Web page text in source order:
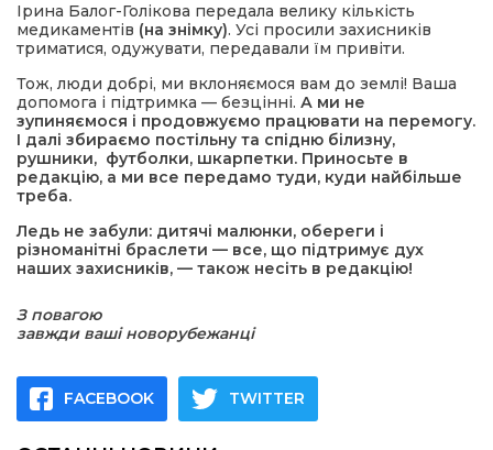
Ірина Балог-Голікова передала велику кількість
медикаментів (на знімку). Усі просили захисників
триматися, одужувати, передавали їм привіти.
Тож, люди добрі, ми вклоняємося вам до землі! Ваша
допомога і підтримка — безцінні. А ми не
зупиняємося і продовжуємо працювати на перемогу.
І далі збираємо постільну та спідню білизну,
рушники, футболки, шкарпетки. Приносьте в
редакцію, а ми все передамо туди, куди найбільше
треба.
Ледь не забули: дитячі малюнки, обереги і
різноманітні браслети — все, що підтримує дух
наших захисників, — також несіть в редакцію!
З повагою
завжди ваші новорубежанці
FACEBOOK TWITTER